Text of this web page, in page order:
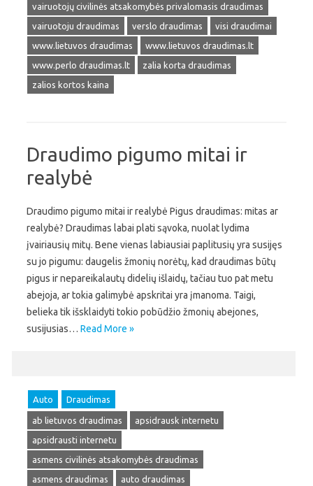
vairuotojų civilinės atsakomybės privalomasis draudimas
vairuotoju draudimas
verslo draudimas
visi draudimai
www.lietuvos draudimas
www.lietuvos draudimas.lt
www.perlo draudimas.lt
zalia korta draudimas
zalios kortos kaina
Draudimo pigumo mitai ir
realybė
Draudimo pigumo mitai ir realybė Pigus draudimas: mitas ar
realybė? Draudimas labai plati sąvoka, nuolat lydima
įvairiausių mitų. Bene vienas labiausiai paplitusių yra susijęs
su jo pigumu: daugelis žmonių norėtų, kad draudimas būtų
pigus ir nepareikalautų didelių išlaidų, tačiau tuo pat metu
abejoja, ar tokia galimybė apskritai yra įmanoma. Taigi,
belieka tik išsklaidyti tokio pobūdžio žmonių abejones,
susijusias… Read More »
Auto Draudimas
ab lietuvos draudimas
apsidrausk internetu
apsidrausti internetu
asmens civilinės atsakomybės draudimas
asmens draudimas
auto draudimas